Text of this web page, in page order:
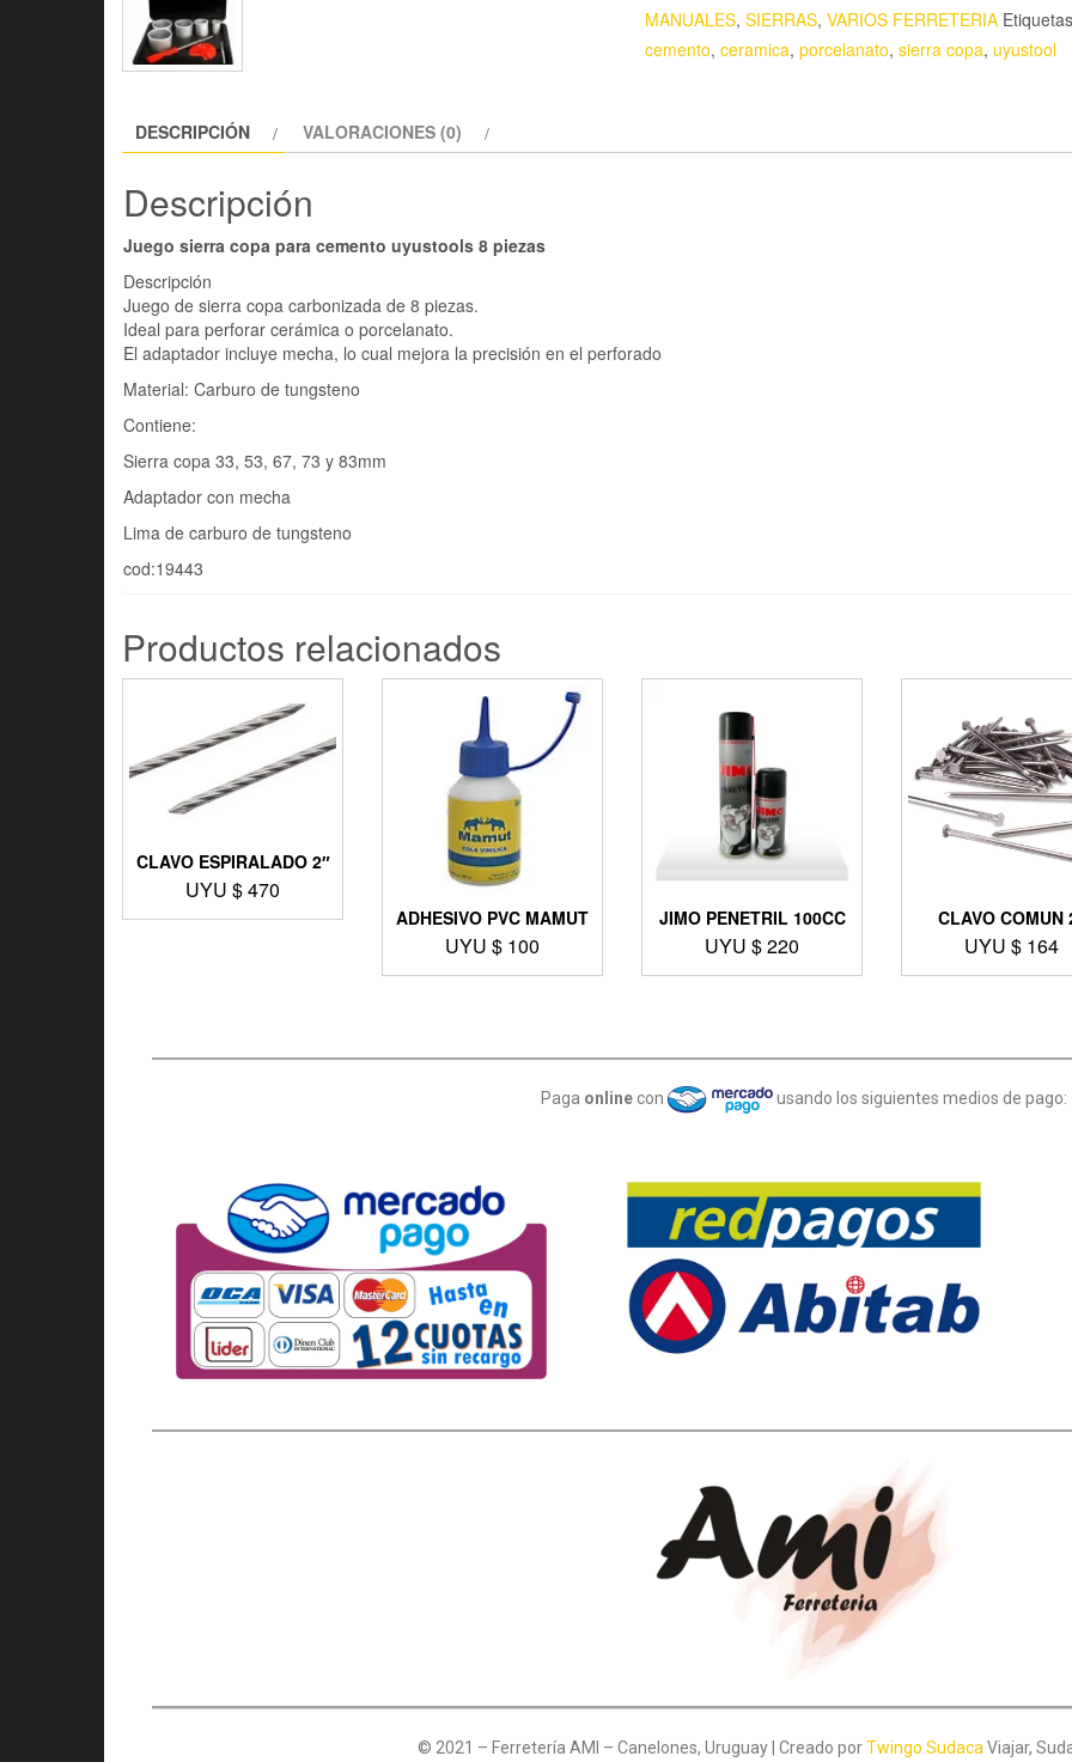
MANUALES, SIERRAS, VARIOS FERRETERIA
cemento, ceramica, porcelanato, sierra copa, uyustool
DESCRIPCIÓN VALORACIONES (0)
Descripción
Juego sierra copa para cemento uyustools 8 piezas
Descripción
Juego de sierra copa carbonizada de 8 piezas.
Ideal para perforar cerámica o porcelanato.
El adaptador incluye mecha, lo cual mejora la precisión en el perforado
Material: Carburo de tungsteno
Contiene:
Sierra copa 33, 53, 67, 73 y 83mm
Adaptador con mecha
Lima de carburo de tungsteno
cod:19443
Productos relacionados
CLAVO ESPIRALADO 2″
UYU $470
ADHESIVO PVC MAMUT
UYU $ 100
JIMO PENETRIL 100CC
UYU $220
CLAVO COMUN
UYU $ 164
Paga online con usando los siguientes medios de pago:
© 2021 – Ferretería AMI – Canelones, Uruguay | Creado porTwingo Sudaca Viajar,